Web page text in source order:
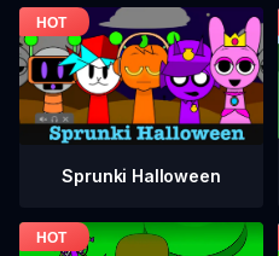
Sprunki Halloween